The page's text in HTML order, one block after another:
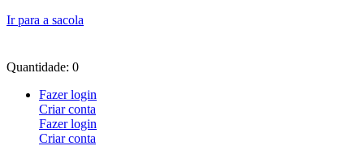
Ir para a sacola
Quantidade: 0
Fazer login
Criar conta
Fazer login
Criar conta